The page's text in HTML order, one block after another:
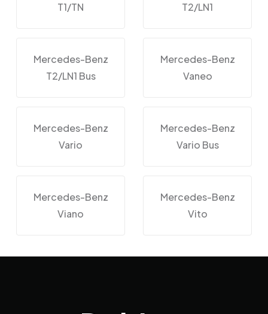
T1/TN
T2/LN1
Mercedes-Benz
T2/LN1 Bus
Mercedes-Benz
Vaneo
Mercedes-Benz
Vario
Mercedes-Benz
Vario Bus
Mercedes-Benz
Viano
Mercedes-Benz
Vito